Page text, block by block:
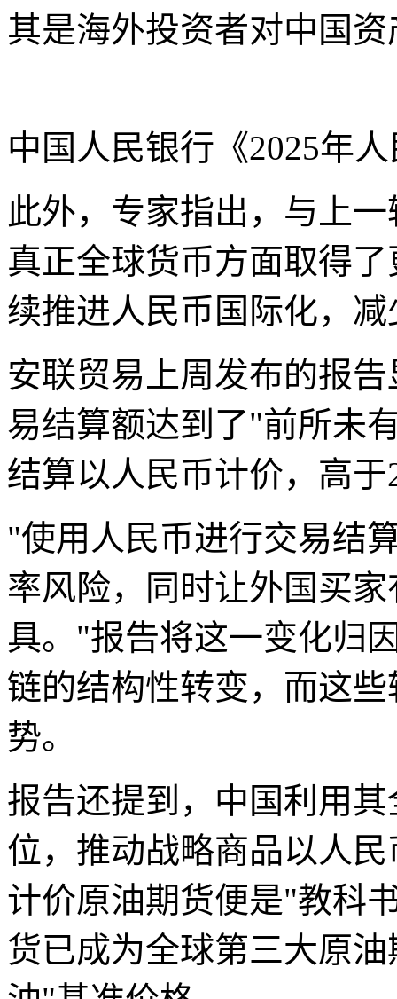
其是海外投资者对中国
中国人民银行《2025年
此外，专家指出，与上
真正全球货币方面取得
续推进人民币国际化，
安联贸易上周发布的报
易结算额达到了"前所未
结算以人民币计价，高于
"使用人民币进行交易结
率风险，同时让外国买
具。"报告将这一变化归
链的结构性转变，而这
势。
报告还提到，中国利用
位，推动战略商品以人
计价原油期货便是"教科
货已成为全球第三大原